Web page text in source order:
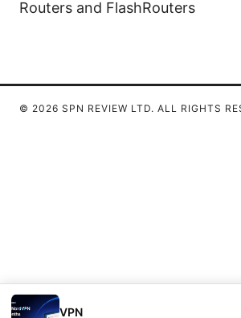
Routers and FlashRouters
VPN
© 2026 SPN REVIEW LTD. ALL RIGHTS